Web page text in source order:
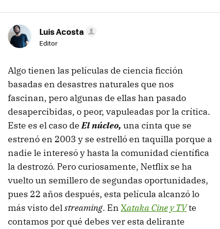
Luis Acosta
Editor
Algo tienen las películas de ciencia ficción
basadas en desastres naturales que nos
fascinan, pero algunas de ellas han pasado
desapercibidas, o peor, vapuleadas por la crítica.
Este es el caso deEl núcleo, una cinta que se
estrenó en 2003 y se estrelló en taquilla porque a
nadie le interesó y hasta la comunidad científica
la destrozó. Pero curiosamente, Netflix se ha
vuelto un semillero de segundas oportunidades,
pues 22 años después, esta película alcanzó lo
más visto delstreaming. En Xataka Cine y TVte
contamos por qué debes ver esta delirante